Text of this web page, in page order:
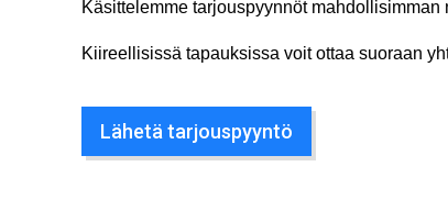
Käsittelemme tarjouspyynnöt
Kiireellisissä tapauksissa voit ottaa suoraan
Lähetä tarjouspyyntö